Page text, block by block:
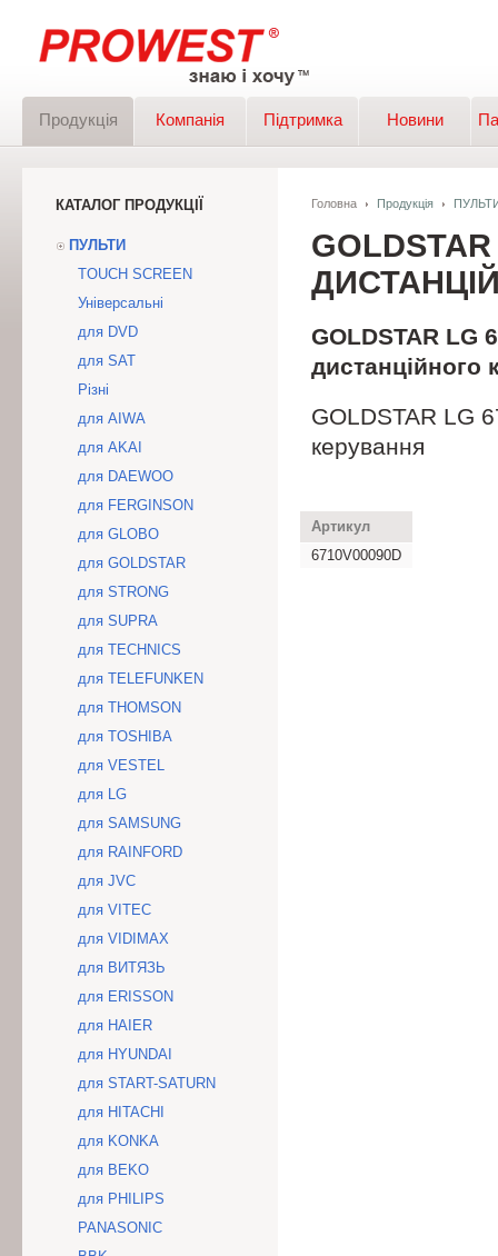
Продукція Компанія Підтримка Новини
КАТАЛОГ ПРОДУКЦІЇ
ПУЛЬТИ
TOUCH SCREEN
Універсальні
для DVD
для SAT
Різні
для AIWA
для AKAI
для DAEWOO
для FERGINSON
для GLOBO
для GOLDSTAR
для STRONG
для SUPRA
для TECHNICS
для TELEFUNKEN
для THOMSON
для TOSHIBA
для VESTEL
для LG
для SAMSUNG
для RAINFORD
для JVC
для VITEC
для VIDIMAX
для ВИТЯЗЬ
для ERISSON
для HAIER
для HYUNDAI
для START-SATURN
для HITACHI
для KONKA
для BEKO
для PHILIPS
PANASONIC
Головна Продукція
GOLDSTAR LG
дистанційного
GOLDSTAR LG
керування
Артикул
6710V00090D